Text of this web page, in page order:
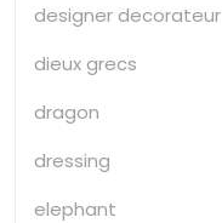
designer decorateur
dieux grecs
dragon
dressing
elephant